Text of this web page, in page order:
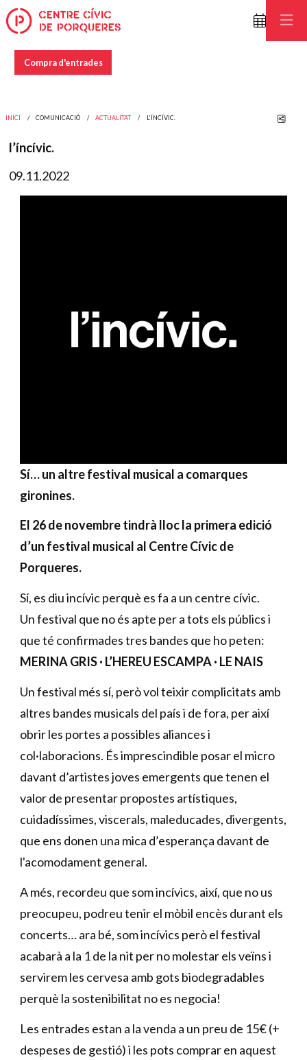
Compra d'entrades
INICI COMUNICACIÓ ACTUALITAT L’ÍNCÍVIC.
l’íncívic.
09.11.2022
Sí… un altre festival musical a comarques
gironines.
El 26 de novembre tindrà lloc la primera edició
d’un festival musical al Centre Cívic de
Porqueres.
Sí, es diu incívic perquè es fa a un centre cívic.
Un festival que no és apte per a tots els públics i
que té confirmades tres bandes que ho peten:
MERINA GRIS · L’HEREU ESCAMPA · LE NAIS
Un festival més sí, però vol teixir complicitats amb
altres bandes musicals del país i de fora, per així
obrir les portes a possibles aliances i
col·laboracions. És imprescindible posar el micro
davant d’artistes joves emergents que tenen el
valor de presentar propostes artístiques,
cuidadíssimes, viscerals, maleducades, divergents,
que ens donen una mica d’esperança davant de
l'acomodament general.
A més, recordeu que som incívics, així, que no us
preocupeu, podreu tenir el mòbil encès durant els
concerts… ara bé, som incívics però el festival
acabarà a la 1 de la nit per no molestar els veïns i
servirem les cervesa amb gots biodegradables
perquè la sostenibilitat no es negocia!
Les entrades estan a la venda a un preu de 15€ (+
despeses de gestió) i les pots comprar en aquest